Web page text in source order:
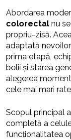
Abordarea
colorectal nu
propriu-zisă.
adaptată
prima etapă,
bolii și starea
alegerea
cele mai mari
Scopul principal
completă a
funcționalitatea